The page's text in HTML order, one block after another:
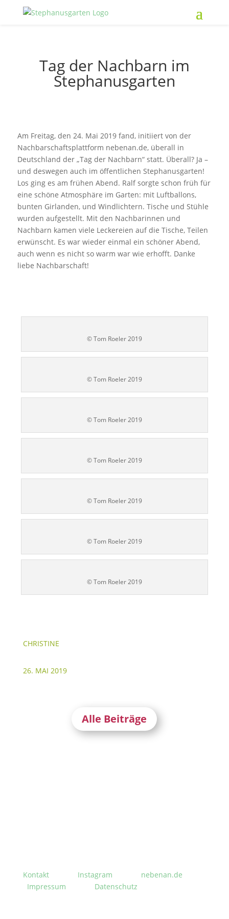
Tag der Nachbarn im
Stephanusgarten
Am Freitag, den 24. Mai 2019 fand, initiiert von der
Nachbarschaftsplattform nebenan.de, überall in
Deutschland der „Tag der Nachbarn“ statt. Überall? Ja –
und deswegen auch im öffentlichen Stephanusgarten!
Los ging es am frühen Abend. Ralf sorgte schon früh für
eine schöne Atmosphäre im Garten: mit Luftballons,
bunten Girlanden, und Windlichtern. Tische und Stühle
wurden aufgestellt. Mit den Nachbarinnen und
Nachbarn kamen viele Leckereien auf die Tische, Teilen
erwünscht. Es war wieder einmal ein schöner Abend,
auch wenn es nicht so warm war wie erhofft. Danke
liebe Nachbarschaft!
© Tom Roeler 2019
© Tom Roeler 2019
© Tom Roeler 2019
© Tom Roeler 2019
© Tom Roeler 2019
© Tom Roeler 2019
© Tom Roeler 2019
CHRISTINE
26. MAI 2019
Alle Beiträge
Kontakt Instagram
nebenan.de
Impressum
Datenschutz